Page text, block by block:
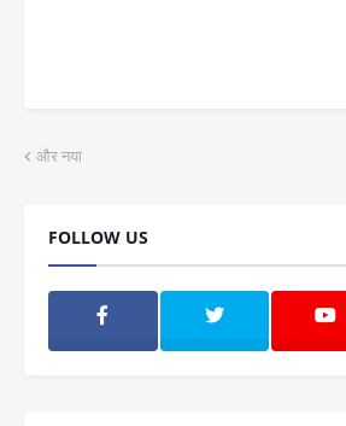
और नया
FOLLOW US